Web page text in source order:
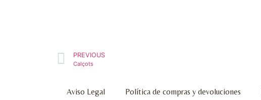
PREVIOUS
Calçots
Aviso Legal Política de compras y devoluciones